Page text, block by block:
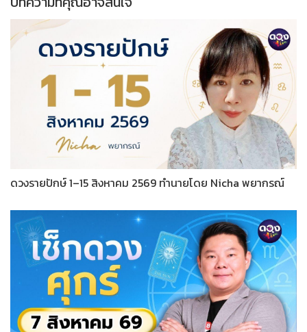
ดวงรายปักษ์ 1–15 สิงหาคม 2569 ทำนายโดย Nicha พยากรณ์